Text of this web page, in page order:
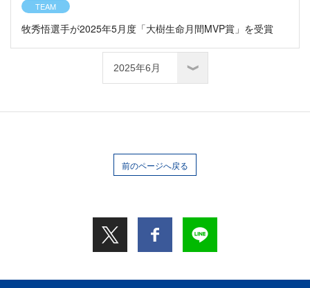
TEAM
牧秀悟選手が2025年5月度「大樹生命月間MVP賞」を受賞
前のページへ戻る